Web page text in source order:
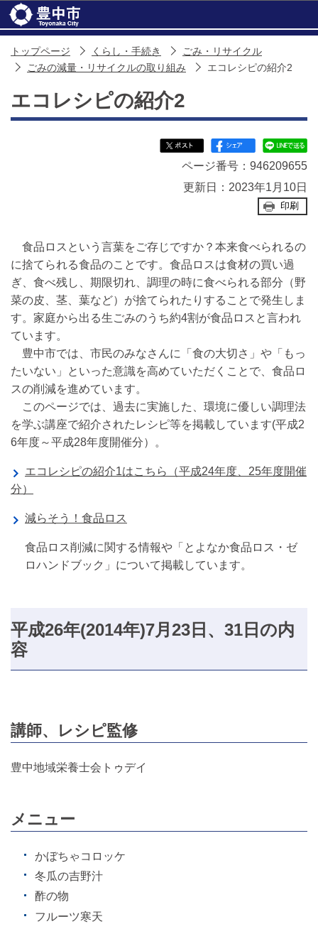
トップページ くらし・手続き
ごみ・リサイクル
ごみの減量・リサイクルの取り組み
エコレシピの紹介2
エコレシピの紹介2
ページ番号：946209655
更新日：2023年1月10日
印刷
食品ロスという言葉をご存じですか？本来食べられるの
に捨てられる食品のことです。食品ロスは食材の買い過
ぎ、食べ残し、期限切れ、調理の時に食べられる部分（野
菜の皮、茎、葉など）が捨てられたりすることで発生しま
す。家庭から出る生ごみのうち約4割が食品ロスと言われ
ています。
豊中市では、市民のみなさんに「食の大切さ」や「もっ
たいない」といった意識を高めていただくことで、食品ロ
スの削減を進めています。
このページでは、過去に実施した、環境に優しい調理法
を学ぶ講座で紹介されたレシピ等を掲載しています(平成2
6年度～平成28年度開催分）。
エコレシピの紹介1はこちら（平成24年度、25年度開催
分）
減らそう！食品ロス
食品ロス削減に関する情報や「とよなか食品ロス・ゼ
ロハンドブック」について掲載しています。
平成26年(2014年)7月23日、31日の内
容
講師、レシピ監修
豊中地域栄養士会トゥデイ
メニュー
かぼちゃコロッケ
冬瓜の吉野汁
酢の物
フルーツ寒天